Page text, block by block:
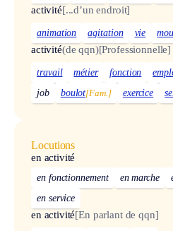
activité[...d’un endroit]
animation agitation vie
activité(de qqn)[Professionnelle]
travail métier fonction
job
boulot[Fam.] exercice
Locutions
en activité
en fonctionnement en marche
en service
en activité[En parlant de qqn]